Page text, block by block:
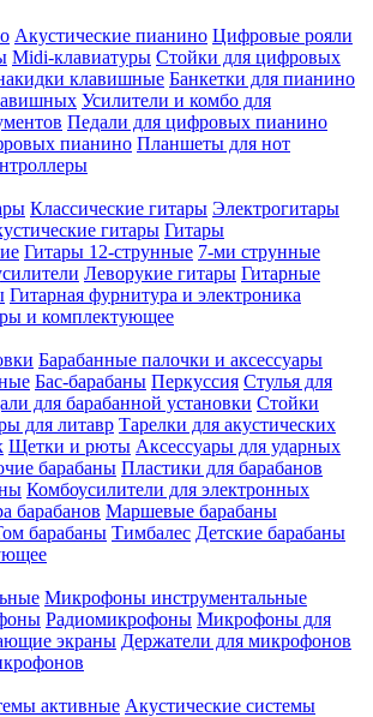
Акустические пианино Цифровые рояли
Midi-клавиатуры Стойки для цифровых
клавишные Банкетки для пианино
Усилители и комбо для
Педали для цифровых пианино
пианино Планшеты для нот
Классические гитары Электрогитары
гитары Гитары
Гитары 12-струнные 7-ми струнные
Леворукие гитары Гитарные
Гитарная фурнитура и электроника
и комплектующее
Барабанные палочки и аксессуары
Бас-барабаны Перкуссия Стулья для
для барабанной установки Стойки
для литавр Тарелки для акустических
Щетки и рюты Аксессуары для ударных
барабаны Пластики для барабанов
Комбоусилители для электронных
барабанов Маршевые барабаны
барабаны Тимбалес Детские барабаны
Микрофоны инструментальные
Радиомикрофоны Микрофоны для
экраны Держатели для микрофонов
активные Акустические системы